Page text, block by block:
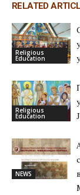
RELATED
Religious
Education
Religious
Education
NEWS